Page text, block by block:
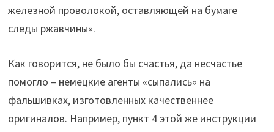
железной проволокой, оставляющей на бумаге
следы ржавчины».
Как говорится, не было бы счастья, да несчастье
помогло – немецкие агенты «сыпались» на
фальшивках, изготовленных качественнее
оригиналов. Например, пункт 4 этой же инструкции